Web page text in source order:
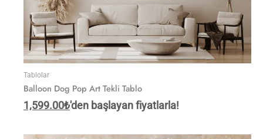
Tablolar
Balloon Dog Pop Art Tekli Tablo
1,599.00₺'den başlayan fiyatlarla!